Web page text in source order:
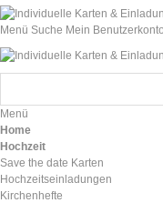
Menü Suche Mein Benutzerkonto
Menü
Home
Hochzeit
Save the date Karten
Hochzeitseinladungen
Kirchenhefte